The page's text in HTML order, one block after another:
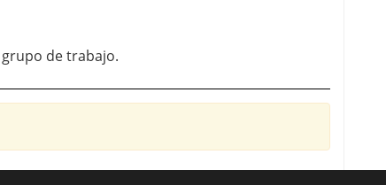
de trabajo.